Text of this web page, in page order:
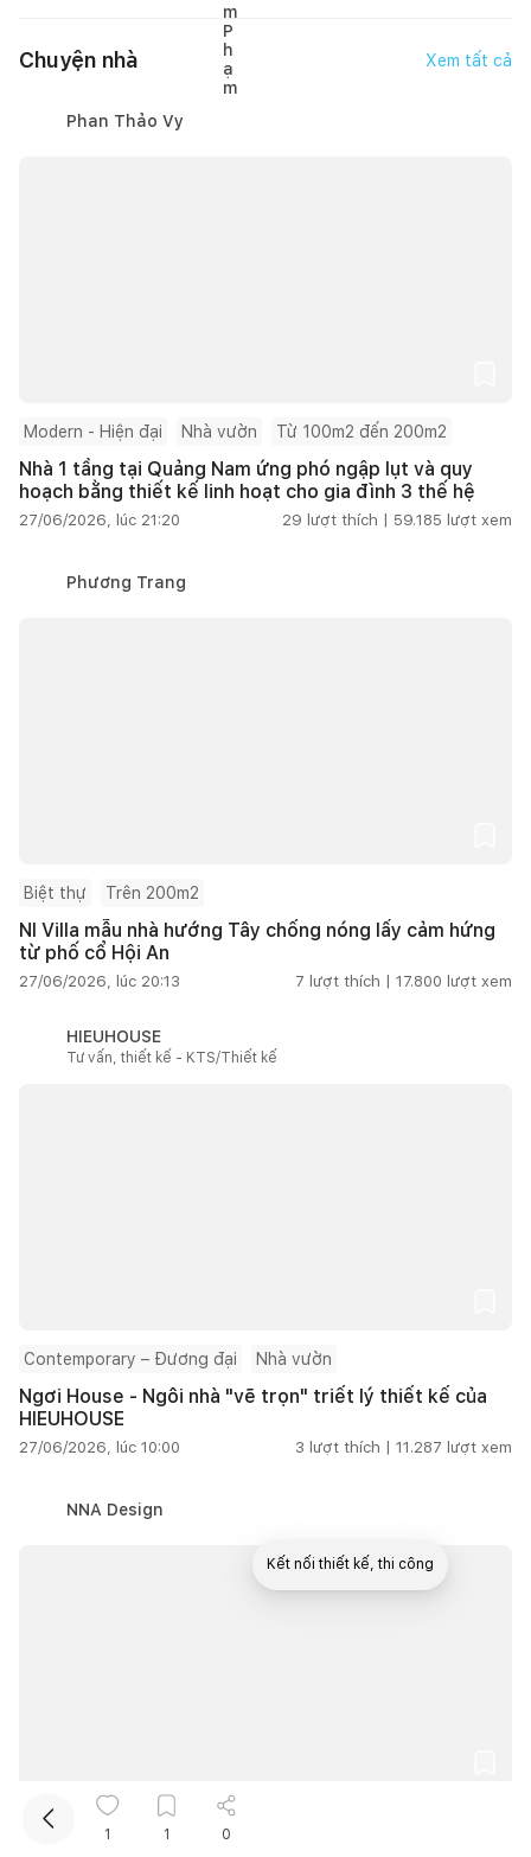
Chuyện nhà Xem tất cả
Phan Thảo Vy
Modern - Hiện đại Nhà vườn Từ 100m2 đến 200m2
Nhà 1 tầng tại Quảng Nam ứng phó ngập lụt và quy
hoạch bằng thiết kế linh hoạt cho gia đình 3 thế hệ
27/06/2026, lúc 21:20 29 lượt thích | 59.185 lượt xem
Phương Trang
Biệt thự Trên 200m2
NI Villa mẫu nhà hướng Tây chống nóng lấy cảm hứng
từ phố cổ Hội An
27/06/2026, lúc 20:13 7 lượt thích | 17.800 lượt xem
HIEUHOUSE
Tư vấn, thiết kế - KTS/Thiết kế
Contemporary – Đương đại Nhà vườn
Ngơi House - Ngôi nhà "vẽ trọn" triết lý thiết kế của
HIEUHOUSE
27/06/2026, lúc 10:00 3 lượt thích | 11.287 lượt xem
NNA Design
Nhà phố
1 1 0
Kết nối thiết kế, thi công